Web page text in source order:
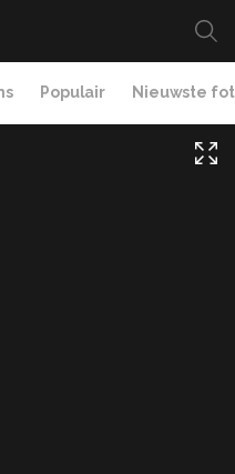
Populair Nieuwste